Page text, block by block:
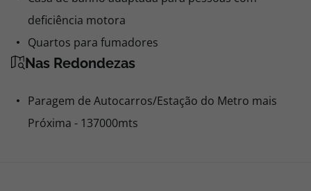
deficiência motora
Quartos para fumadores
Nas Redondezas
Paragem de Autocarros/Estação do Metro mais
Próxima - 137000mts